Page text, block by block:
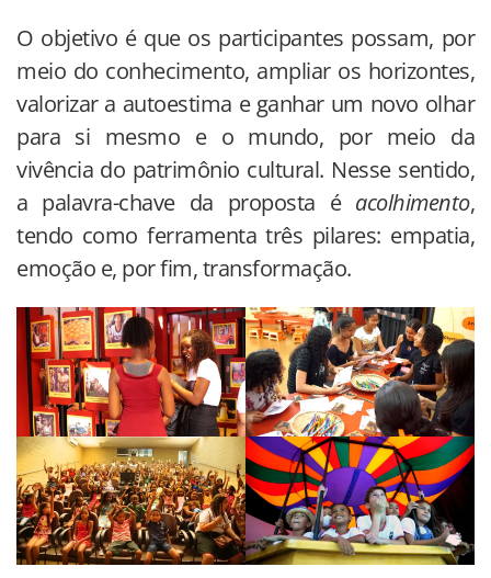
O objetivo é que os participantes possam, por
meio do conhecimento, ampliar os horizontes,
valorizar a autoestima e ganhar um novo olhar
para si mesmo e o mundo, por meio da
vivência do patrimônio cultural. Nesse sentido,
a palavra-chave da proposta é acolhimento,
tendo como ferramenta três pilares: empatia,
emoção e, por fim, transformação.